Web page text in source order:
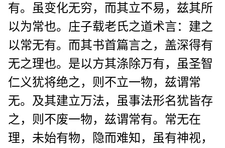
有。虽变化无穷，而其立不易，兹其所
以为常也。庄子载老氏之道术言：建之
以常无有。而其书首篇言之，盖深得有
无之理也。是以方其涤除万有，虽圣智
仁义犹将绝之，则不立一物，兹谓常
无。及其建立万法，虽事法形名犹皆存
之，则不废一物，兹谓常有。常无在
理，未始有物，隐而难知，虽有神视，